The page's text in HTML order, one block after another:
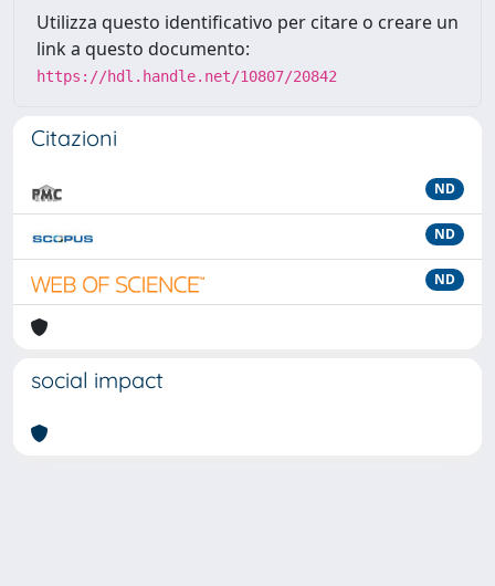
Utilizza questo identificativo per citare o creare un
link a questo documento:
https://hdl.handle.net/10807/20842
Citazioni
ND
ND
ND
social impact